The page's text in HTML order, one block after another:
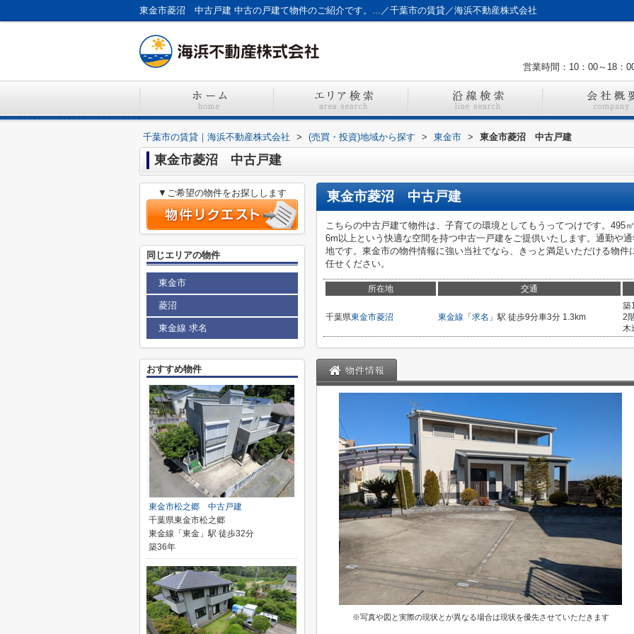
東金市菱沼 中古戸建 中古の戸建て物件のご紹介です。...／千葉市の賃貸／海浜不動産株式会社
営業時間：10：00～18：
千葉市の賃貸｜海浜不動産株式会社 > (売買・投資)地域から探す > 東金市 > 東金市菱沼 中古戸建
東金市菱沼 中古戸建
東金市菱沼 中古戸建
こちらの中古戸建て物件は、子育ての環境としてもうってつけです。495
6m以上という快適な空間を持つ中古一戸建をご提供いたします。通勤や
地です。東金市の物件情報に強い当社でなら、きっと満足いただける物
任せください。
所在地 交通
千葉県東金市菱沼 東金線 「 求名 」駅 徒歩9分車3分 1.3km
築
2
木
物件情報
※写真や図と実際の現状とが異なる場合は現状を優先させていただきます
▼ご希望の物件をお探しします
同じエリアの物件
東金市
菱沼
東金線 求名
おすすめ物件
東金市松之郷 中古戸建
千葉県東金市松之郷
東金線「東金」駅 徒歩32分
築36年